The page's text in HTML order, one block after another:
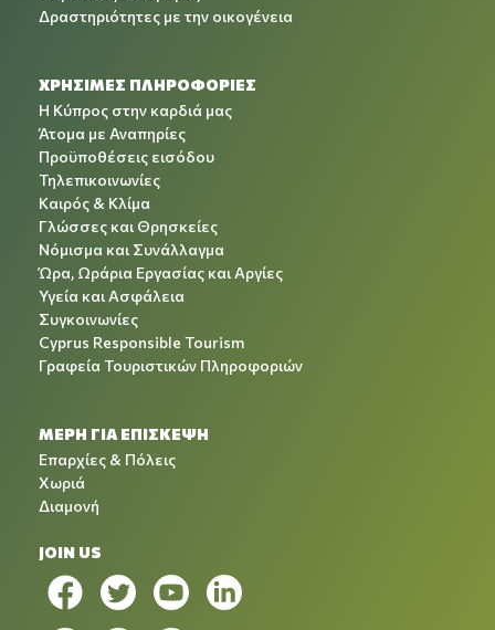
Δραστηριότητες με την οικογένεια
ΧΡΉΣΙΜΕΣ ΠΛΗΡΟΦΟΡΊΕΣ
Η Κύπρος στην καρδιά μας
Άτομα με Αναπηρίες
Προϋποθέσεις εισόδου
Τηλεπικοινωνίες
Καιρός & Κλίμα
Γλώσσες και Θρησκείες
Νόμισμα και Συνάλλαγμα
Ώρα, Ωράρια Εργασίας και Αργίες
Υγεία και Ασφάλεια
Συγκοινωνίες
Cyprus Responsible Tourism
Γραφεία Τουριστικών Πληροφοριών
ΜΕΡΗ ΓΙΑ ΕΠΙΣΚΕΨΗ
Επαρχίες & Πόλεις
Χωριά
Διαμονή
JOIN US